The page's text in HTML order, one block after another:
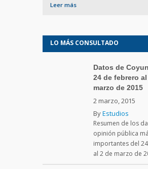
Leer más
LO MÁS CONSULTADO
Datos de
24 de febrero
marzo de 2015
2 marzo, 2015
ByEstudios
Resumen de los
opinión pública
importantes del
al 2 de marzo de